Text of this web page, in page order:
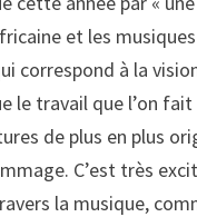
et les
correspond à la
le travail que l’on
de plus en plus
C’est très
la musique,